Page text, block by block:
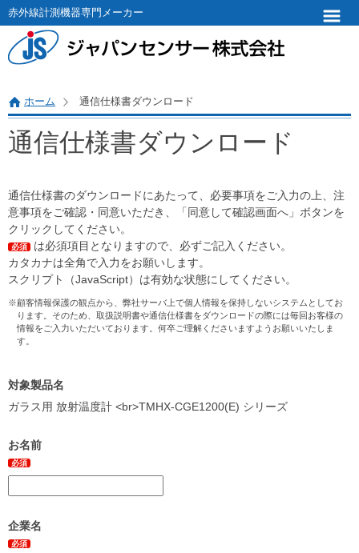
赤外線計測機器専門メーカー
ホーム 通信仕様書ダウンロード
通信仕様書ダウンロード
通信仕様書のダウンロードにあたって、必要事項をご入力の上、注
意事項をご確認・同意いただき、「同意して確認画面へ」ボタンを
クリックしてください。
必須
は必須項目となりますので、必ずご記入ください。
カタカナは全角で入力をお願いします。
スクリプト（JavaScript）は有効な状態にしてください。
※顧客情報保護の観点から、弊社サーバ上で個人情報を保持しないシステムとしてお
ります。そのため、取扱説明書や通信仕様書をダウンロードの際には毎回お客様の
情報をご入力いただいております。何卒ご理解くださいますようお願いいたしま
す。
対象製品名
ガラス用 放射温度計 <br>TMHX-CGE1200(E) シリーズ
お名前
必須
企業名
必須